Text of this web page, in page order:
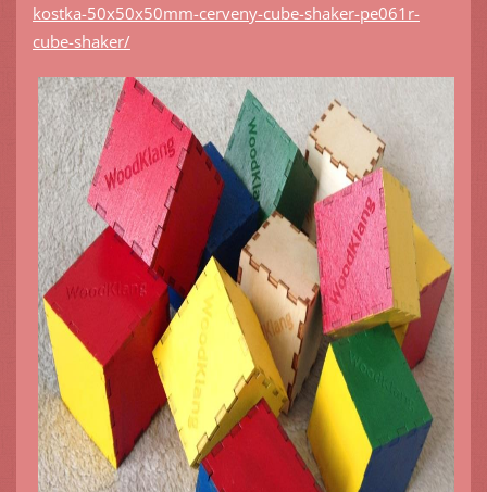
kostka-50x50x50mm-cerveny-cube-shaker-pe061r-
cube-shaker/